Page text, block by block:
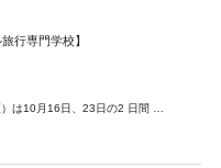
行専門学校】
は10月16日、23日の2 日間 …